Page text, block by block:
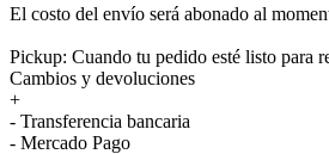
El costo del envío será abonado al
Pickup: Cuando tu pedido esté listo para
Cambios y devoluciones
+
- Transferencia bancaria
- Mercado Pago